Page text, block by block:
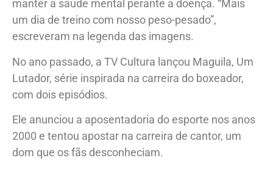
manter a saúde mental perante a doença. “Mais
um dia de treino com nosso peso-pesado”,
escreveram na legenda das imagens.
No ano passado, a TV Cultura lançou Maguila, Um
Lutador, série inspirada na carreira do boxeador,
com dois episódios.
Ele anunciou a aposentadoria do esporte nos anos
2000 e tentou apostar na carreira de cantor, um
dom que os fãs desconheciam.